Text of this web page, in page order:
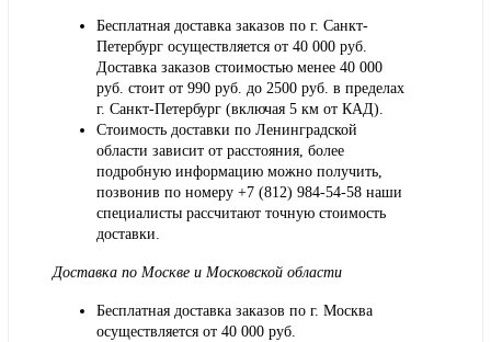
Бесплатная доставка заказов по г. Санкт-
Петербург осуществляется от 40 000 руб.
Доставка заказов стоимостью менее 40 000
руб. стоит от 990 руб. до 2500 руб. в пределах
г. Санкт-Петербург (включая 5 км от КАД).
Стоимость доставки по Ленинградской
области зависит от расстояния, более
подробную информацию можно получить,
позвонив по номеру +7 (812) 984-54-58 наши
специалисты рассчитают точную стоимость
доставки.
Доставка по Москве и Московской области
Бесплатная доставка заказов по г. Москва
осуществляется от 40 000 руб.